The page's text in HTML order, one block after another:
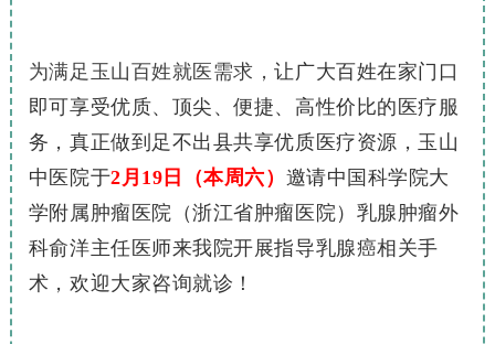
为满足玉山百姓就医需求，让广大百姓在家门口
即可享受优质、顶尖、便捷、高性价比的医疗服
务，真正做到足不出县共享优质医疗资源，玉山
中医院于2月19日（本周六） 邀请中国科学院大
学附属肿瘤医院（浙江省肿瘤医院）乳腺肿瘤外
科俞洋主任医师来我院开展指导乳腺癌相关手
术，欢迎大家咨询就诊！